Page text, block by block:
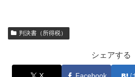
判決書（所得税）
シェアする